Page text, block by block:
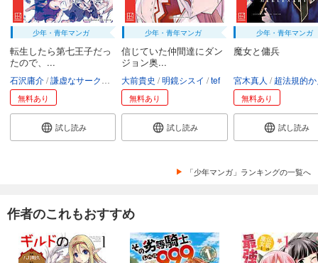
少年・青年マンガ
転生したら第七王子だっ
たので、...
石沢庸介 謙虚なサークル メル。
無料あり
試し読み
少年・青年マンガ
信じていた仲間達にダン
ジョン奥...
大前貴史 明鏡シスイ tef
無料あり
試し読み
少年・青年マンガ
魔女と傭兵
宮木真人 超法規的か
無料あり
試し読み
「少年マンガ」ランキングの一覧へ
作者のこれもおすすめ